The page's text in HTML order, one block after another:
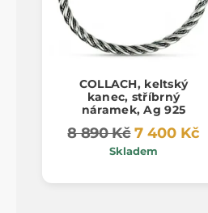
COLLACH, keltský
kanec, stříbrný
náramek, Ag 925
8 890 Kč 7 400 Kč
Skladem